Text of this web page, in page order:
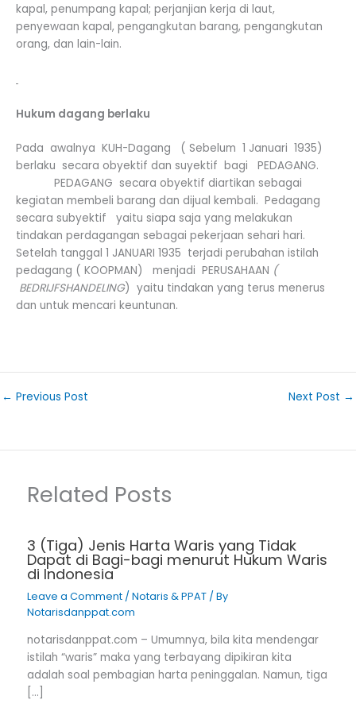
kapal, penumpang kapal; perjanjian kerja di laut,
penyewaan kapal, pengangkutan barang, pengangkutan
orang, dan lain-lain.
Hukum dagang berlaku
Pada awalnya KUH-Dagang ( Sebelum 1 Januari 1935)
berlaku secara obyektif dan suyektif bagi PEDAGANG.
PEDAGANG secara obyektif diartikan sebagai
kegiatan membeli barang dan dijual kembali. Pedagang
secara subyektif yaitu siapa saja yang melakukan
tindakan perdagangan sebagai pekerjaan sehari hari.
Setelah tanggal 1 JANUARI 1935 terjadi perubahan istilah
pedagang ( KOOPMAN) menjadi PERUSAHAAN (
BEDRIJFSHANDELING) yaitu tindakan yang terus menerus
dan untuk mencari keuntunan.
← Previous Post Next Post →
Related Posts
3 (Tiga) Jenis Harta Waris yang Tidak
Dapat di Bagi-bagi menurut Hukum Waris
di Indonesia
Leave a Comment /Notaris & PPAT / By
Notarisdanppat.com
notarisdanppat.com – Umumnya, bila kita mendengar
istilah “waris” maka yang terbayang dipikiran kita
adalah soal pembagian harta peninggalan. Namun, tiga
[…]